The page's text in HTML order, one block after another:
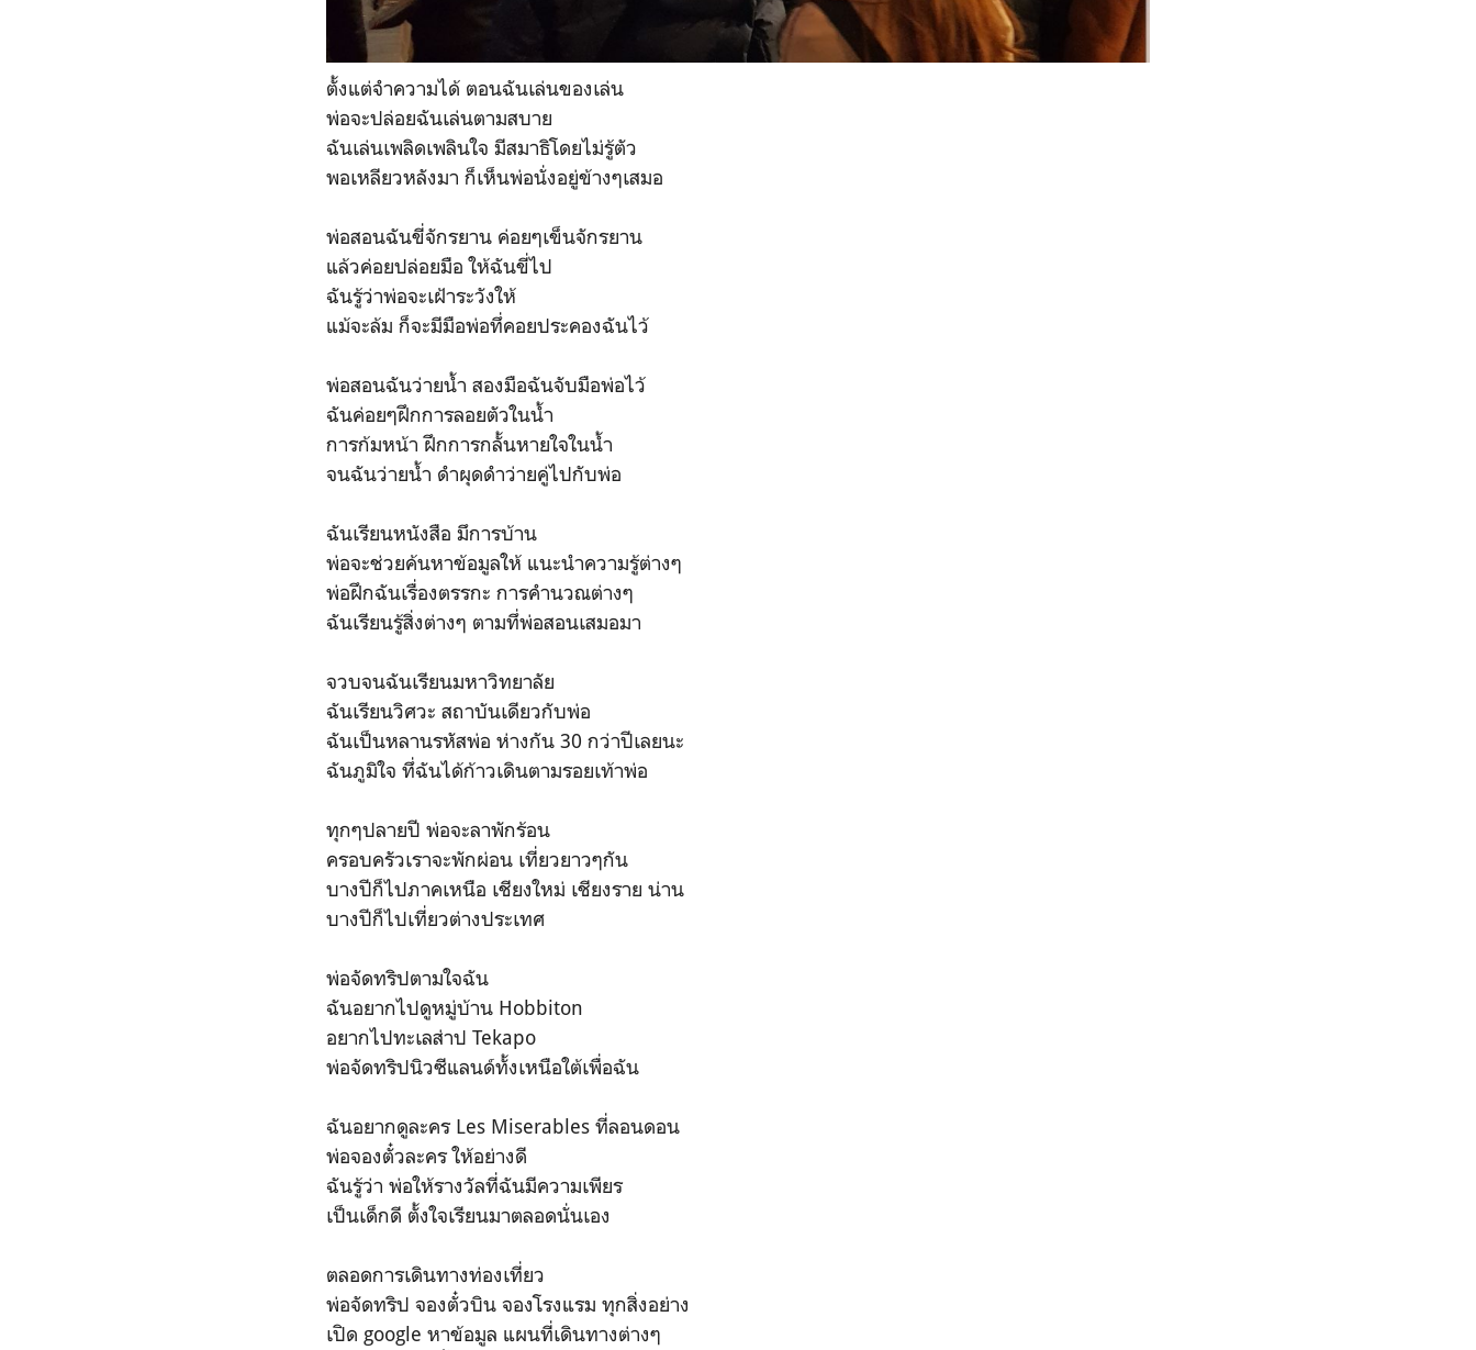
ตั้งแต่จำความได้ ตอนฉันเล่นของเล่น
พ่อจะปล่อยฉันเล่นตามสบาย
ฉันเล่นเพลิดเพลินใจ มีสมาธิโดยไม่รู้ตัว
พอเหลียวหลังมา ก็เห็นพ่อนั่งอยู่ข้างๆเสมอ
พ่อสอนฉันขี่จักรยาน ค่อยๆเข็นจักรยาน
แล้วค่อยปล่อยมือ ให้ฉันขี่ไป
ฉันรู้ว่าพ่อจะเฝ้าระวังให้
แม้จะล้ม ก็จะมีมือพ่อทึ่คอยประคองฉันไว้
พ่อสอนฉันว่ายน้ำ สองมือฉันจับมือพ่อไว้
ฉันค่อยๆฝึกการลอยตัวในน้ำ
การก้มหน้า ฝึกการกลั้นหายใจในน้ำ
จนฉันว่ายน้ำ ดำผุดดำว่ายคู่ไปกับพ่อ
ฉันเรียนหนังสือ มึการบ้าน
พ่อจะช่วยค้นหาข้อมูลให้ แนะนำความรู้ต่างๆ
พ่อฝึกฉันเรื่องตรรกะ การคำนวณต่างๆ
ฉันเรียนรู้สิ่งต่างๆ ตามทึ่พ่อสอนเสมอมา
จวบจนฉันเรียนมหาวิทยาลัย
ฉันเรียนวิศวะ สถาบันเดียวกับพ่อ
ฉันเป็นหลานรหัสพ่อ ห่างกัน 30 กว่าปีเลยนะ
ฉันภูมิใจ ทึ่ฉันได้ก้าวเดินตามรอยเท้าพ่อ
ทุกๆปลายปี พ่อจะลาพักร้อน
ครอบครัวเราจะพักผ่อน เที่ยวยาวๆกัน
บางปีก็ไปภาคเหนือ เชียงใหม่ เชียงราย น่าน
บางปีก็ไปเที่ยวต่างประเทศ
พ่อจัดทริปตามใจฉัน
ฉันอยากไปดูหมู่บ้าน Hobbiton
อยากไปทะเลส่าป Tekapo
พ่อจัดทริปนิวซีแลนด์ทั้งเหนือใต้เพื่อฉัน
ฉันอยากดูละคร Les Miserables ที่ลอนดอน
พ่อจองตั๋วละคร ให้อย่างดี
ฉันรู้ว่า พ่อให้รางวัลที่ฉันมีความเพียร
เป็นเด็กดี ตั้งใจเรียนมาตลอดนั่นเอง
ตลอดการเดินทางท่องเที่ยว
พ่อจัดทริป จองตั๋วบิน จองโรงแรม ทุกสิ่งอย่าง
เปิด google หาข้อมูล แผนที่เดินทางต่างๆ